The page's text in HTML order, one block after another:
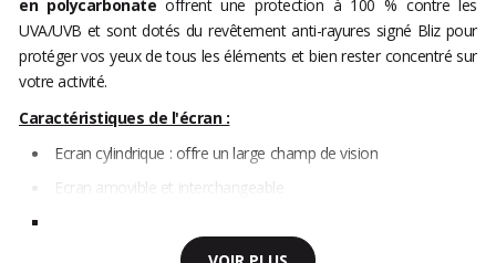
en polycarbonate offrent une protection à 100 % contre les
UVA/UVB et sont dotés du revêtement anti-rayures signé Bliz pour
protéger vos yeux de tous les éléments et bien rester concentré sur
votre activité.
Caractéristiques de l'écran :
Ecran cylindrique : offre un large champ de vision
Ecran amovible et interchangeable